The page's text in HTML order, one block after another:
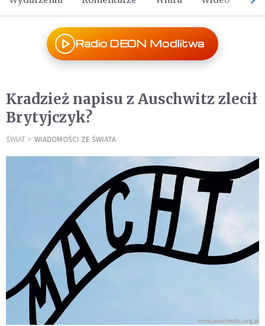
Radio DEON Modlitwa
Kradzież napisu z Auschwitz zlecił
Brytyjczyk?
ŚWIAT WIADOMOŚCI ZE ŚWIATA